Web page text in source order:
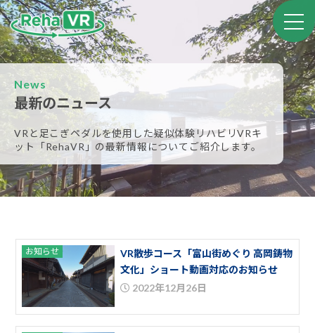
News
最新のニュース
VRと足こぎペダルを使用した疑似体験リハビリVRキ
ット
「RehaVR」の最新情報についてご紹介します。
お知らせ
VR散歩コース「富山街めぐり 高岡鋳物
文化」ショート動画対応のお知らせ
2022年12月26日